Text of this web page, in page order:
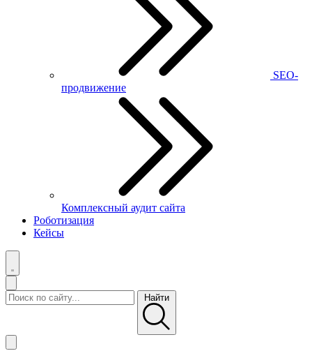
SEO-
продвижение
Комплексный аудит сайта
Роботизация
Кейсы
Найти